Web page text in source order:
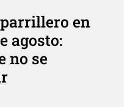
en
agosto:
no se